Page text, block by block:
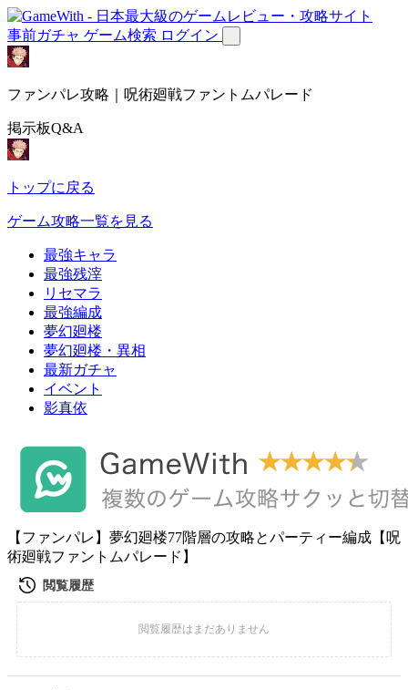
事前ガチャ ゲーム検索 ログイン
ファンパレ攻略｜呪術廻戦ファントムパレード
掲示板Q&A
トップに戻る
ゲーム攻略一覧を見る
最強キャラ
最強残滓
リセマラ
最強編成
夢幻廻楼
夢幻廻楼・異相
最新ガチャ
イベント
影真依
【ファンパレ】夢幻廻楼77階層の攻略とパーティー編成【呪
術廻戦ファントムパレード】